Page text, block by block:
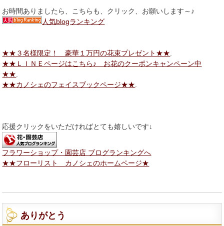
お時間ありましたら、こちらも、クリック、お願いします～♪
人気blogランキング
★★３名様限定！ 豪華１万円の花束プレゼント★★.
★★ＬＩＮＥページはこちら♪ お花のクーポンキャンペーン中
★★.
★★カノシェのフェイスブックページ★★.
応援クリックをいただければとても嬉しいです↓
フラワーショップ・園芸店 ブログランキングへ
★★フローリスト カノシェのホームページ★
ありがとう